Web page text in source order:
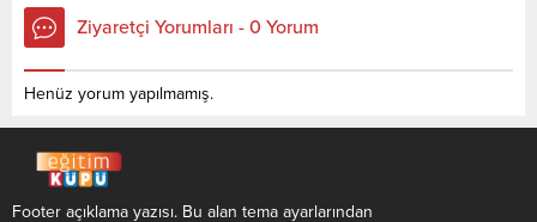
netlerdir. YÖKATLAS YKS-
TYT Net Sihirbazı, YKS-TYT
verilerin tamamı
YÖK tarafından...
YÖK tarafından yayınlanmış
Ziyaretçi Yorumları - 0 Yorum
Henüz yorum yapılmamış.
Footer açıklama yazısı. Bu alan tema ayarlarından